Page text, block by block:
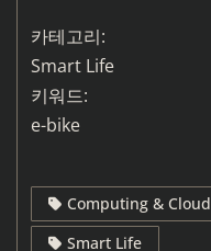
카테고리:
Smart Life
키워드:
e-bike
Computing & Cloud
Smart Life